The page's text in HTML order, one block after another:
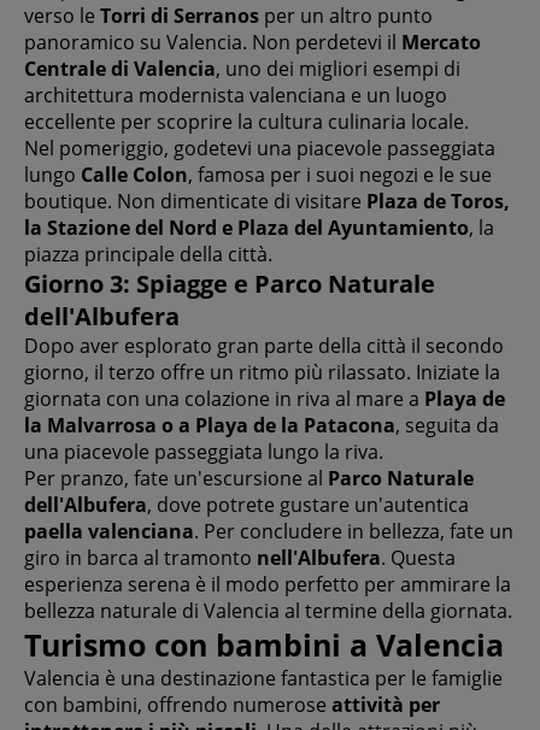
verso le Torri di Serranos per un altro punto
panoramico su Valencia. Non perdetevi il Mercato
Centrale di Valencia, uno dei migliori esempi di
architettura modernista valenciana e un luogo
eccellente per scoprire la cultura culinaria locale.
Nel pomeriggio, godetevi una piacevole passeggiata
lungo Calle Colon, famosa per i suoi negozi e le sue
boutique. Non dimenticate di visitare Plaza de Toros,
la Stazione del Nord e Plaza del Ayuntamiento, la
piazza principale della città.
Giorno 3: Spiagge e Parco Naturale
dell'Albufera
Dopo aver esplorato gran parte della città il secondo
giorno, il terzo offre un ritmo più rilassato. Iniziate la
giornata con una colazione in riva al mare a Playa de
la Malvarrosa o a Playa de la Patacona, seguita da
una piacevole passeggiata lungo la riva.
Per pranzo, fate un'escursione al Parco Naturale
dell'Albufera, dove potrete gustare un'autentica
paella valenciana. Per concludere in bellezza, fate un
giro in barca al tramonto nell'Albufera. Questa
esperienza serena è il modo perfetto per ammirare la
bellezza naturale di Valencia al termine della giornata.
Turismo con bambini a Valencia
Valencia è una destinazione fantastica per le famiglie
con bambini, offrendo numerose attività per